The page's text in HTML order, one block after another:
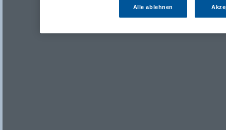
Alle ablehnen